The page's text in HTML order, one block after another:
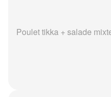
Poulet tikka + salade